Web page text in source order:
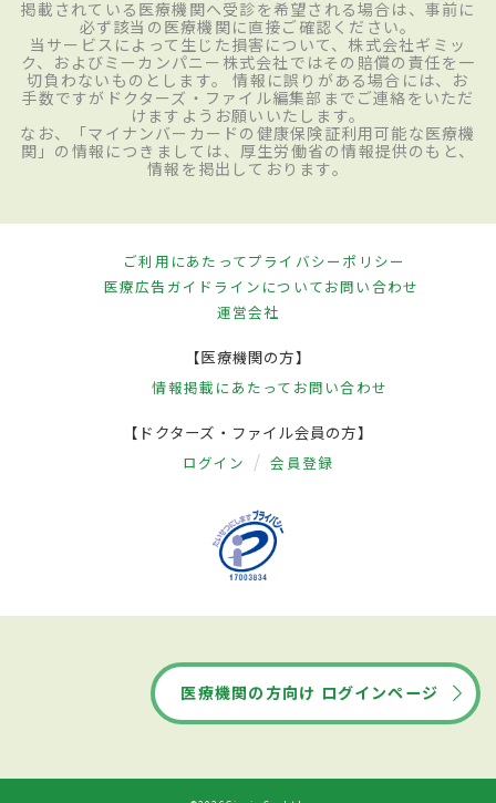
掲載されている医療機関へ受診を希望される場合は、事前に
必ず該当の医療機関に直接ご確認ください。
当サービスによって生じた損害について、株式会社ギミッ
ク、およびミーカンパニー株式会社ではその賠償の責任を一
切負わないものとします。 情報に誤りがある場合には、お
手数ですがドクターズ・ファイル編集部までご連絡をいただ
けますようお願いいたします。
なお、「マイナンバーカードの健康保険証利用可能な医療機
関」の情報につきましては、厚生労働省の情報提供のもと、
情報を掲出しております。
ご利用にあたってプライバシーポリシー
医療広告ガイドラインについてお問い合わせ
運営会社
【医療機関の方】
情報掲載にあたって お問い合わせ
【ドクターズ・ファイル会員の方】
ログイン 会員登録
医療機関の方向け ログインページ